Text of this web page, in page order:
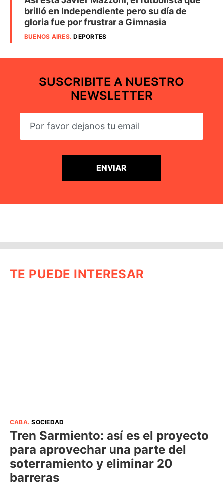
brilló en Independiente pero su día de
gloria fue por frustrar a Gimnasia
BUENOS AIRES.DEPORTES
SUSCRIBITE A NUESTRO
NEWSLETTER
TE PUEDE INTERESAR
CABA.SOCIEDAD
Tren Sarmiento: así es el proyecto
para aprovechar una parte del
soterramiento y eliminar 20
barreras